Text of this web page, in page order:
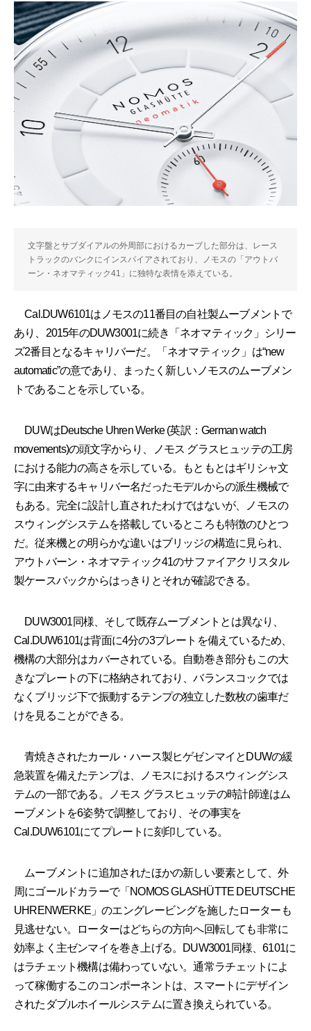
文字盤とサブダイアルの外周部におけるカーブした部分は、レース
トラックのバンクにインスパイアされており、ノモスの「アウトバ
ーン・ネオマティック41」に独特な表情を添えている。
Cal.DUW6101はノモスの11番目の自社製ムーブメントで
あり、2015年のDUW3001に続き「ネオマティック」シリー
ズ2番目となるキャリバーだ。「ネオマティック」は“new
automatic”の意であり、まったく新しいノモスのムーブメン
トであることを示している。
DUWはDeutsche Uhren Werke (英訳：German watch
movements)の頭文字からり、ノモス グラスヒュッテの工房
における能力の高さを示している。もともとはギリシャ文
字に由来するキャリバー名だったモデルからの派生機械で
もある。完全に設計し直されたわけではないが、ノモスの
スウィングシステムを搭載しているところも特徴のひとつ
だ。従来機との明らかな違いはブリッジの構造に見られ、
アウトバーン・ネオマティック41のサファイアクリスタル
製ケースバックからはっきりとそれが確認できる。
DUW3001同様、そして既存ムーブメントとは異なり、
Cal.DUW6101は背面に4分の3プレートを備えているため、
機構の大部分はカバーされている。自動巻き部分もこの大
きなプレートの下に格納されており、バランスコックでは
なくブリッジ下で振動するテンプの独立した数枚の歯車だ
けを見ることができる。
青焼きされたカール・ハース製ヒゲゼンマイとDUWの緩
急装置を備えたテンプは、ノモスにおけるスウィングシス
テムの一部である。ノモス グラスヒュッテの時計師達はム
ーブメントを6姿勢で調整しており、その事実を
Cal.DUW6101にてプレートに刻印している。
ムーブメントに追加されたほかの新しい要素として、外
周にゴールドカラーで「NOMOS GLASHÜTTE DEUTSCHE
UHRENWERKE」のエングレービングを施したローターも
見逃せない。ローターはどちらの方向へ回転しても非常に
効率よく主ゼンマイを巻き上げる。DUW3001同様、6101に
はラチェット機構は備わっていない。通常ラチェットによ
って稼働するこのコンポーネントは、スマートにデザイン
されたダブルホイールシステムに置き換えられている。